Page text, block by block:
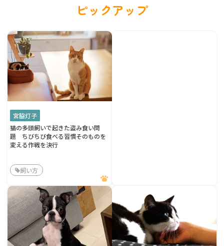
ピックアップ
宮脇灯子
猫の多頭飼いで起きた盗み食い問
題 ちびちび食べる習慣そのものを
変える作戦を決行
飼い方